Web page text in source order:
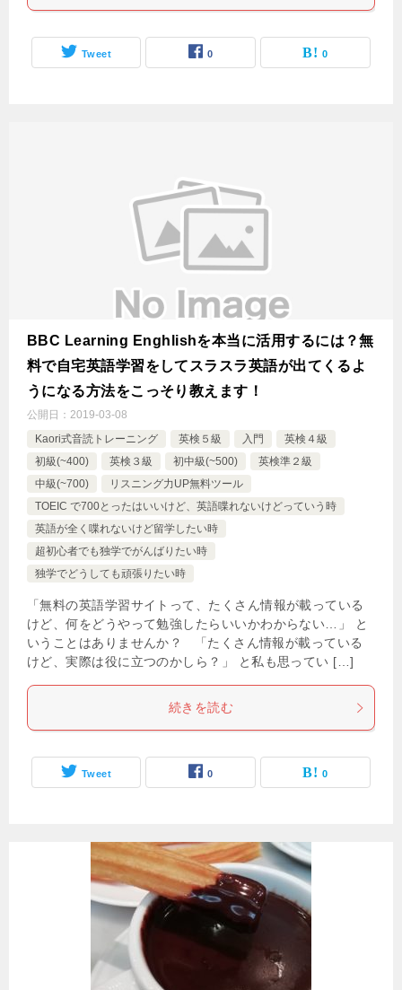
Tweet 0 0
BBC Learning Enghlishを本当に活用するには？無
料で自宅英語学習をしてスラスラ英語が出てくるよ
うになる方法をこっそり教えます！
公開日： 2019-03-08
Kaori式音読トレーニング
英検５級 入門
英検４級
初級(~400)
英検３級 初中級(~500)
英検準２級
中級(~700)
リスニング力UP無料ツール
TOEIC で700とったはいいけど、英語喋れないけどっていう時
英語が全く喋れないけど留学したい時
超初心者でも独学でがんばりたい時
独学でどうしても頑張りたい時
「無料の英語学習サイトって、たくさん情報が載っている
けど、何をどうやって勉強したらいいかわからない…」 と
いうことはありませんか？ 「たくさん情報が載っている
けど、実際は役に立つのかしら？」 と私も思ってい […]
続きを読む
Tweet 0 0